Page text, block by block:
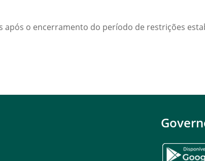
o encerramento do período de restrições